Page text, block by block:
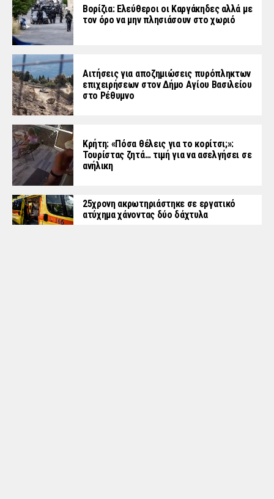
Βορίζια: Ελεύθεροι οι Καργάκηδες αλλά με
τον όρο να μην πλησιάσουν στο χωριό
Αιτήσεις για αποζημιώσεις πυρόπληκτων
επιχειρήσεων στον Δήμο Αγίου Βασιλείου
στο Ρέθυμνο
Κρήτη: «Πόσα θέλεις για το κορίτσι;»:
Τουρίστας ζητά… τιμή για να ασελγήσει σε
ανήλικη
25χρονη ακρωτηριάστηκε σε εργατικό
ατύχημα χάνοντας δύο δάχτυλα